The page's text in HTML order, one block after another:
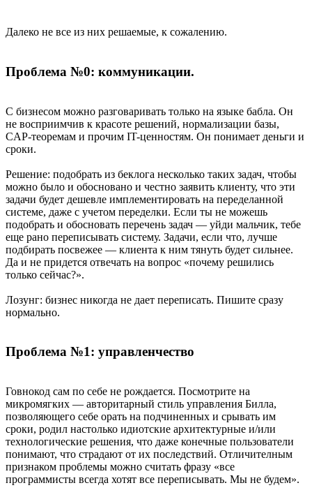
Далеко не все из них решаемые, к сожалению.
Проблема №0: коммуникации.
С бизнесом можно разговаривать только на языке бабла. Он
не восприимчив к красоте решений, нормализации базы,
CAP-теоремам и прочим IT-ценностям. Он понимает деньги и
сроки.
Решение: подобрать из беклога несколько таких задач, чтобы
можно было и обосновано и честно заявить клиенту, что эти
задачи будет дешевле имплементировать на переделанной
системе, даже с учетом переделки. Если ты не можешь
подобрать и обосновать перечень задач — уйди мальчик, тебе
еще рано переписывать систему. Задачи, если что, лучше
подбирать посвежее — клиента к ним тянуть будет сильнее.
Да и не придется отвечать на вопрос «почему решились
только сейчас?».
Лозунг: бизнес никогда не дает переписать. Пишите сразу
нормально.
Проблема №1: управленчество
Говнокод сам по себе не рождается. Посмотрите на
микромягких — авторитарный стиль управления Билла,
позволяющего себе орать на подчиненных и срывать им
сроки, родил настолько идиотские архитектурные и/или
технологические решения, что даже конечные пользователи
понимают, что страдают от их последствий. Отличителным
признаком проблемы можно считать фразу «все
программисты всегда хотят все переписывать. Мы не будем».